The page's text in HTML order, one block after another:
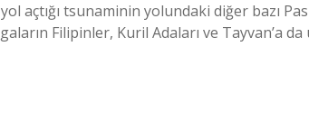
açtığı tsunaminin yolundaki diğer bazı
Filipinler, Kuril Adaları ve Tayvan’a da